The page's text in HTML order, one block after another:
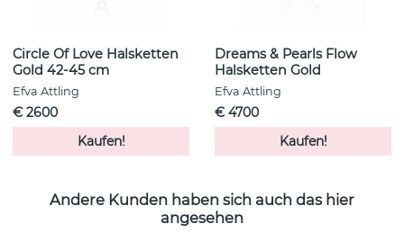
Circle Of Love Halsketten
Gold 42-45 cm
Efva Attling
€ 2600
Kaufen!
Dreams & Pearls Flow
Halsketten Gold
Efva Attling
€ 4700
Kaufen!
Andere Kunden haben sich auch das hier
angesehen